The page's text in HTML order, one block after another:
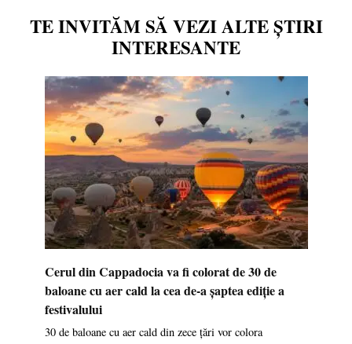
TE INVITĂM SĂ VEZI ALTE ȘTIRI
INTERESANTE
Cerul din Cappadocia va fi colorat de 30 de
baloane cu aer cald la cea de-a șaptea ediție a
festivalului
30 de baloane cu aer cald din zece țări vor colora